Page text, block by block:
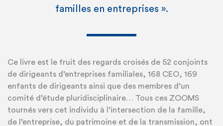
familles en entreprises ».
Ce livre est le fruit des regards croisés de 52 conjoints
de dirigeants d’entreprises familiales, 168 CEO, 169
enfants de dirigeants ainsi que des membres d’un
comité d’étude pluridisciplinaire… Tous ces ZOOMS
tournés vers cet individu à l’intersection de la famille,
de l’entreprise, du patrimoine et de la transmission, ont